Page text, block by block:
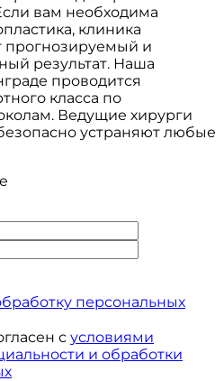
вам необходима
клиника
прогнозируемый и
результат. Наша
проводится
класса по
Ведущие хирурги
устраняют любые
персональных
с условиями
и обработки